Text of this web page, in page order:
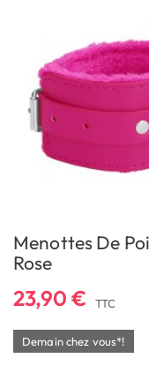
Menottes De
Rose
23,90 € TTC
Demain chez vous*!